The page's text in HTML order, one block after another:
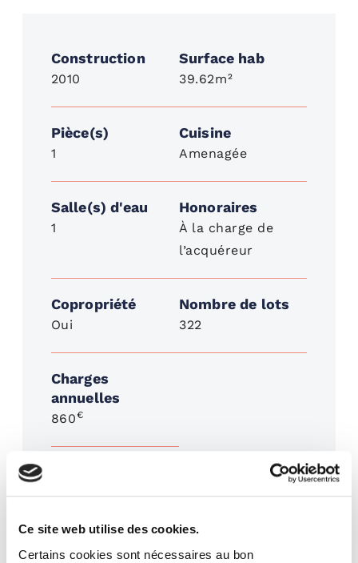
Ce site web utilise des cookies.
Certains cookies sont nécessaires au bon
Construction
2010
Surface hab
39.62m²
Pièce(s)
1
Cuisine
Amenagée
Salle(s) d'eau
1
Honoraires
À la charge de
l’acquéreur
Copropriété
Oui
Nombre de lots
322
Charges
annuelles
860€
Chauffage électrique